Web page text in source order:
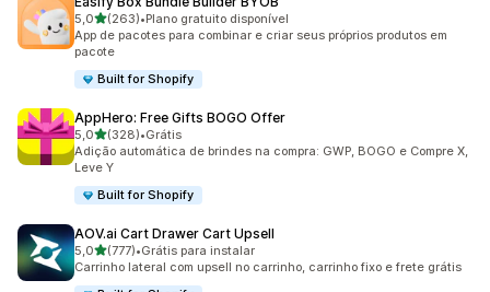
5,0de 5 estrelas
(263)
263 avaliações ao todo
•Plano gratuito disponível
App de pacotes para combinar e criar seus próprios produtos em
pacote
Built for Shopify
AppHero: Free Gifts BOGO Offer
5,0de 5 estrelas
(328)
328 avaliações ao todo
•Grátis
Adição automática de brindes na compra: GWP, BOGO e Compre X,
Leve Y
Built for Shopify
AOV.ai Cart Drawer Cart Upsell
5,0de 5 estrelas
(777)
777 avaliações ao todo
•Grátis para instalar
Carrinho lateral com upsell no carrinho, carrinho fixo e frete grátis